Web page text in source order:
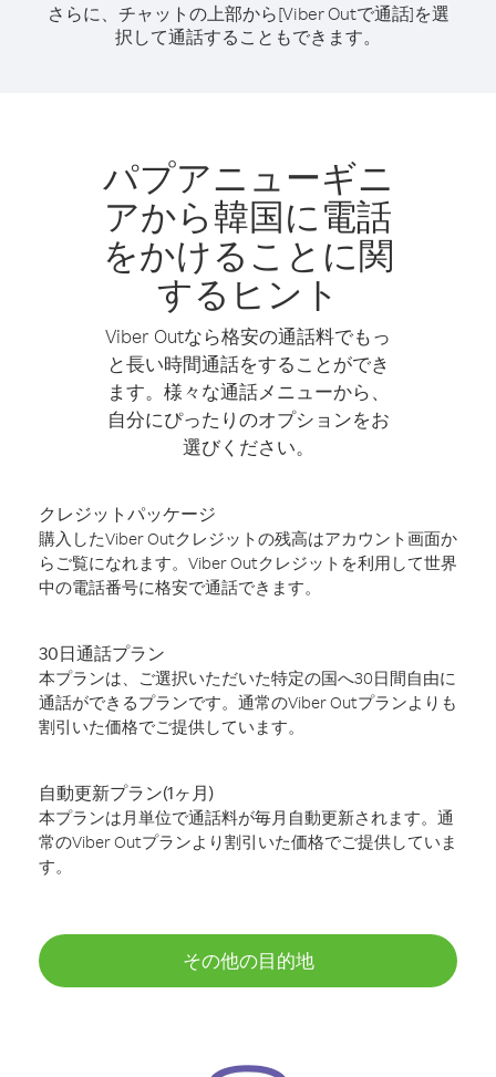
さらに、チャットの上部から[Viber Outで通話]を選
択して通話することもできます。
パプアニューギニ
アから韓国に電話
をかけることに関
するヒント
Viber Outなら格安の通話料でもっ
と長い時間通話をすることができ
ます。様々な通話メニューから、
自分にぴったりのオプションをお
選びください。
クレジットパッケージ
購入したViber Outクレジットの残高はアカウント画面か
らご覧になれます。Viber Outクレジットを利用して世界
中の電話番号に格安で通話できます。
30日通話プラン
本プランは、ご選択いただいた特定の国へ30日間自由に
通話ができるプランです。通常のViber Outプランよりも
割引いた価格でご提供しています。
自動更新プラン(1ヶ月)
本プランは月単位で通話料が毎月自動更新されます。通
常のViber Outプランより割引いた価格でご提供していま
す。
その他の目的地